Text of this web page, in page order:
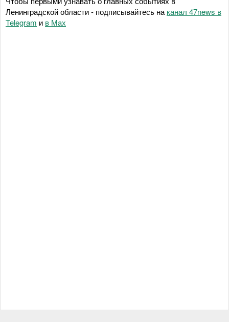
Ленинградской области - подписывайтесь на канал 47news в
Telegram и в Maх